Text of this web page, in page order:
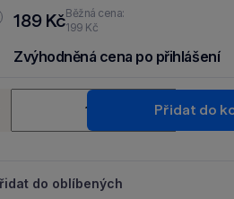
189 KčBěžná cena:
199 Kč
Zvýhodněná cena po přihlášení
+
Přidat do
do oblíbených